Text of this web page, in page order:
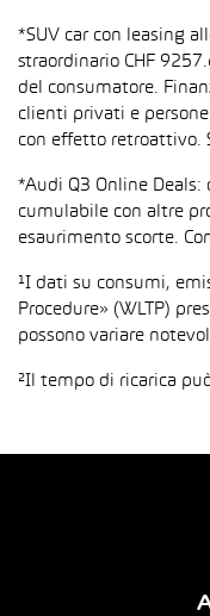
*SUV car con leasing
straordinario CHF
del consumatore.
clienti privati e
con effetto retroattivo.
*Audi Q3 Online
cumulabile con altre
esaurimento scorte.
¹I dati su consumi,
Procedure» (WLTP)
possono variare
²Il tempo di ricarica